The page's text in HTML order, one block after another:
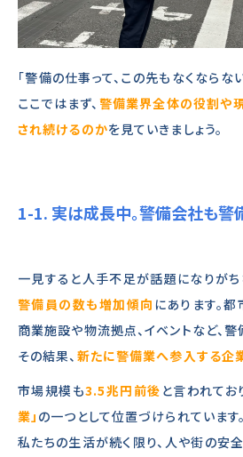
「警備の仕事って、この先もなくならな
ここではまず、 警備業界全体の役割や
され続けるのかを見ていきましょう。
1-1. 実は成長中。警備会社も警
一見すると人手不足が話題になりが
警備員の数も増加傾向 にあります。
商業施設や物流拠点、イベントなど、
その結果、 新たに警備業へ参入する企
市場規模も3.5兆円前後 と言われてお
業」 の一つとして位置づけられています。
私たちの生活が続く限り、人や街の安